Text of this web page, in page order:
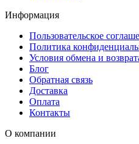
Информация
Пользовательское
Политика
Условия обмена и
Блог
Обратная связь
Доставка
Оплата
Контакты
О компании